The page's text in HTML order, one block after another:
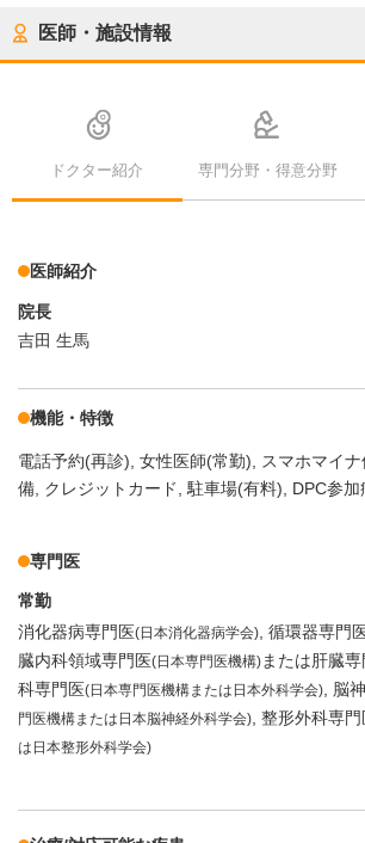
医師・施設情報
ドクター紹介 専門分野・得意分野
医師紹介
院長
吉田 生馬
機能・特徴
電話予約(再診) 女性医師(常勤) スマホマイ
備 クレジットカード 駐車場(有料) DPC参加
専門医
常勤
消化器病専門医(日本消化器病学会) 循環器専門
臓内科領域専門医(日本専門医機構)または肝臓
科専門医(日本専門医機構または日本外科学会) 脳
門医機構または日本脳神経外科学会) 整形外科専門
は日本整形外科学会)